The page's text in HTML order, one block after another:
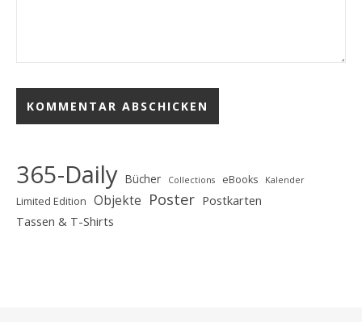
365-Daily Bücher Collections eBooks Kalender
Limited Edition Objekte Poster Postkarten
Tassen & T-Shirts